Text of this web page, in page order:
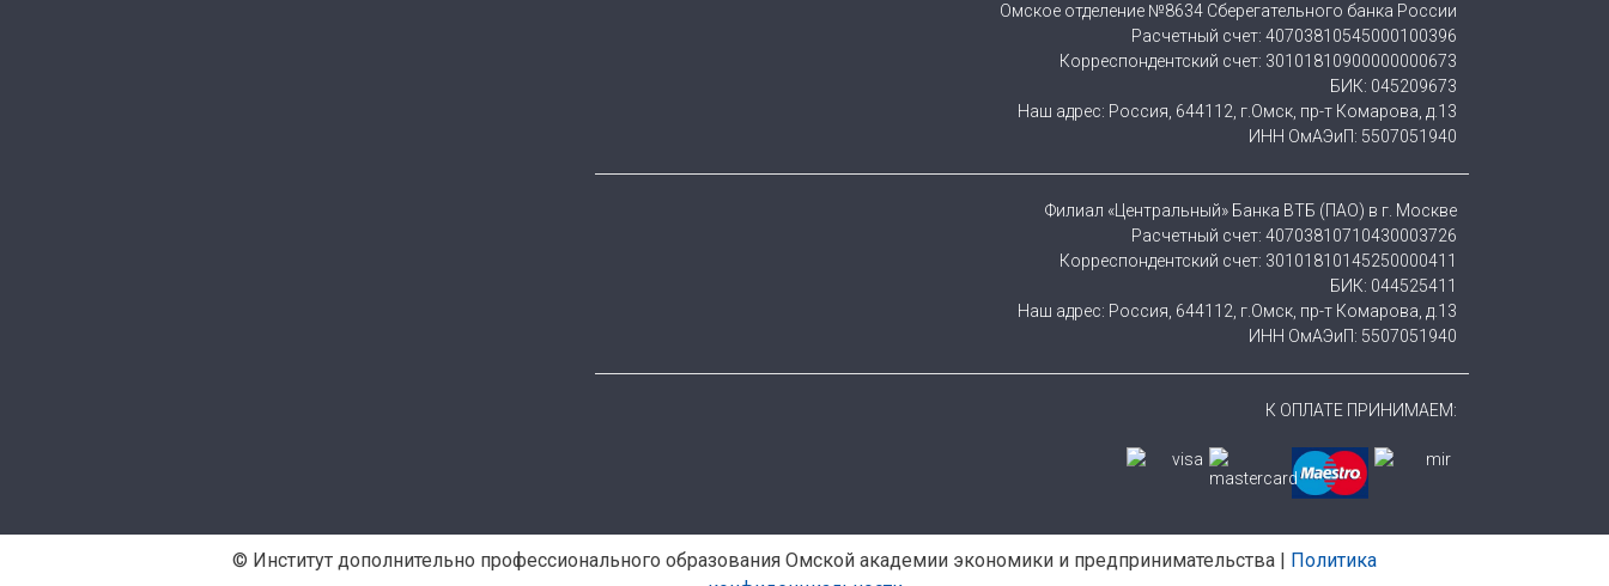
Омское отделение №8634 Сберегательного банка России
Расчетный счет: 40703810545000100396
Корреспондентский счет: 30101810900000000673
БИК: 045209673
Наш адрес: Россия, 644112, г.Омск, пр-т Комарова, д.13
ИНН ОмАЭиП: 5507051940
Филиал «Центральный» Банка ВТБ (ПАО) в г. Москве
Расчетный счет: 40703810710430003726
Корреспондентский счет: 30101810145250000411
БИК: 044525411
Наш адрес: Россия, 644112, г.Омск, пр-т Комарова, д.13
ИНН ОмАЭиП: 5507051940
К ОПЛАТЕ ПРИНИМАЕМ:
© Институт дополнительно профессионального образования Омской академии экономики и предпринимательства | Политика